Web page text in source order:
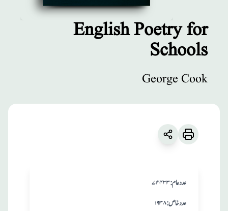
English Poetry for
Schools
George Cook
۷۴۴۳۳:عدد عام
۱۹۳۸:عدد خاص